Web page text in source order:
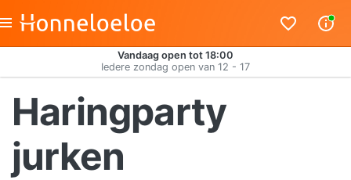
Vandaag open tot 18:00
Iedere zondag open van 12 - 17
Haringparty
jurken